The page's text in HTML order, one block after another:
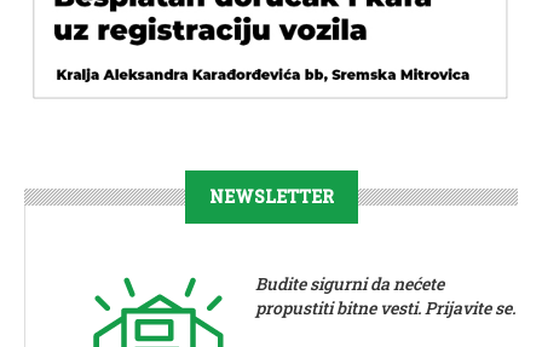
NEWSLETTER
Budite sigurni da nećete
propustiti bitne vesti. Prijavite se.